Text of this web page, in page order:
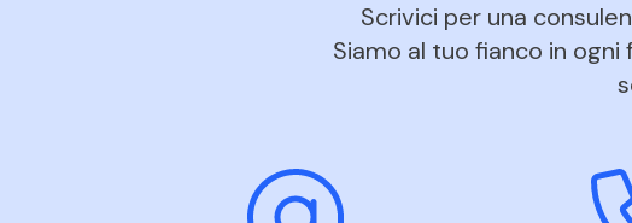
Scrivici per una
Siamo al tuo fianco in